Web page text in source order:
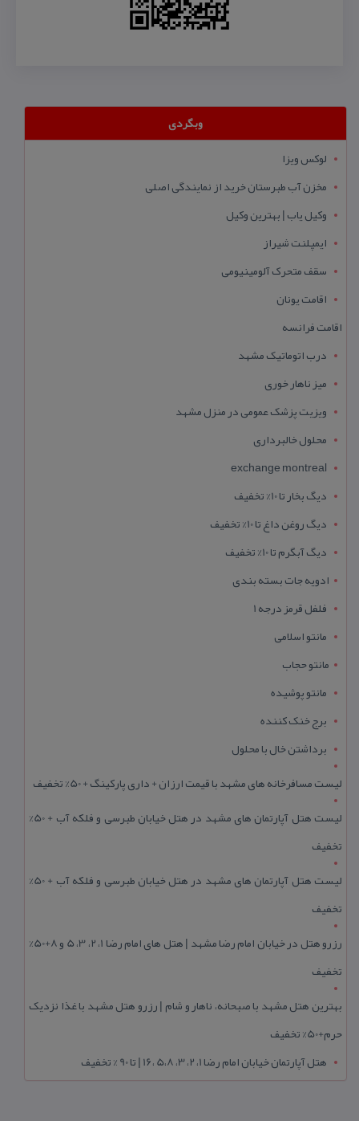
وبگردی
لوکس ویزا
مخزن آب طبرستان خرید از نمایندگی اصلی
وکیل یاب | بهترین وکیل
ایمپلنت شیراز
سقف متحرک آلومینیومی
اقامت یونان
اقامت فرانسه
درب اتوماتیک مشهد
میز ناهار خوری
ویزیت پزشک عمومی در منزل مشهد
محلول خالبرداری
exchange montreal
دیگ بخار تا 10% تخفیف
دیگ روغن داغ تا 10% تخفیف
دیگ آبگرم تا 10% تخفیف
ادویه جات بسته بندی
فلفل قرمز درجه 1
مانتو اسلامی
مانتو حجاب
مانتو پوشیده
برج خنک کننده
برداشتن خال با محلول
لیست مسافرخانه های مشهد با قیمت ارزان + داری پارکینگ + 50% تخفیف
لیست هتل آپارتمان های مشهد در هتل خیابان طبرسی و فلکه آب + 50%
تخفیف
لیست هتل آپارتمان های مشهد در هتل خیابان طبرسی و فلکه آب + 50%
تخفیف
رزرو هتل در خیابان امام رضا مشهد | هتل‌ های امام رضا 1، 2، 3، 5 و 8+50%
تخفیف
بهترین هتل مشهد با صبحانه، ناهار و شام | رزرو هتل مشهد با غذا نزدیک
حرم+50% تخفیف
هتل آپارتمان خیابان امام رضا 1، 2، 3، 5،8 ،16 | تا 90 % تخفیف